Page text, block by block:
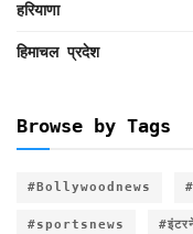
हरियाणा
हिमाचल प्रदेश
Browse by Tags
#Bollywoodnews
#sportsnews